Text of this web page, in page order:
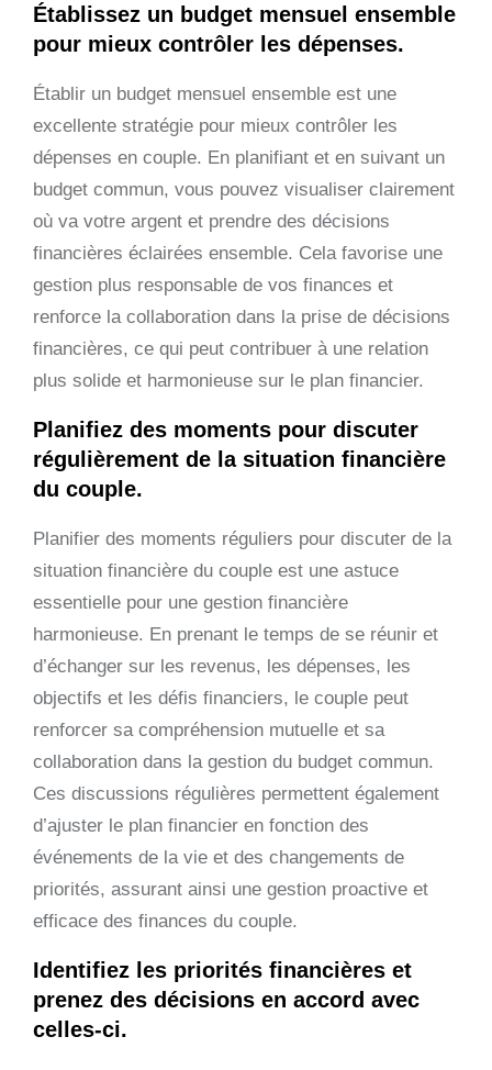
Établissez un budget mensuel ensemble
pour mieux contrôler les dépenses.
Établir un budget mensuel ensemble est une
excellente stratégie pour mieux contrôler les
dépenses en couple. En planifiant et en suivant un
budget commun, vous pouvez visualiser clairement
où va votre argent et prendre des décisions
financières éclairées ensemble. Cela favorise une
gestion plus responsable de vos finances et
renforce la collaboration dans la prise de décisions
financières, ce qui peut contribuer à une relation
plus solide et harmonieuse sur le plan financier.
Planifiez des moments pour discuter
régulièrement de la situation financière
du couple.
Planifier des moments réguliers pour discuter de la
situation financière du couple est une astuce
essentielle pour une gestion financière
harmonieuse. En prenant le temps de se réunir et
d’échanger sur les revenus, les dépenses, les
objectifs et les défis financiers, le couple peut
renforcer sa compréhension mutuelle et sa
collaboration dans la gestion du budget commun.
Ces discussions régulières permettent également
d’ajuster le plan financier en fonction des
événements de la vie et des changements de
priorités, assurant ainsi une gestion proactive et
efficace des finances du couple.
Identifiez les priorités financières et
prenez des décisions en accord avec
celles-ci.